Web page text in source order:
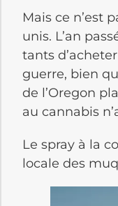
Mais ce n’est
unis. L’an
tants
guerre, bien
de l’Oregon
au cannabis
Le spray à la
locale des